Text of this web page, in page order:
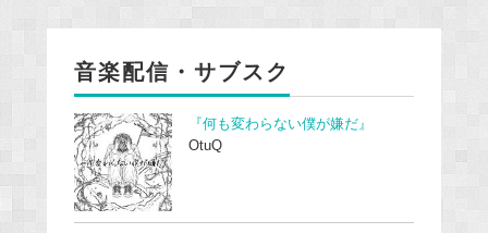
音楽配信・サブスク
『何も変わらない僕が嫌だ』
OtuQ